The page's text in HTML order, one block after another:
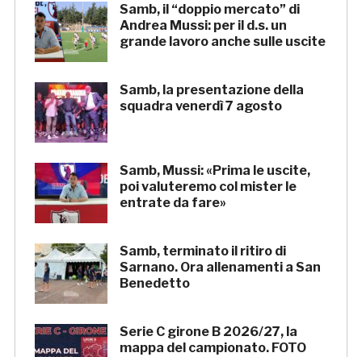
Samb, il “doppio mercato” di
Andrea Mussi: per il d.s. un
grande lavoro anche sulle uscite
Samb, la presentazione della
squadra venerdì 7 agosto
Samb, Mussi: «Prima le uscite,
poi valuteremo col mister le
entrate da fare»
Samb, terminato il ritiro di
Sarnano. Ora allenamenti a San
Benedetto
Serie C girone B 2026/27, la
mappa del campionato. FOTO